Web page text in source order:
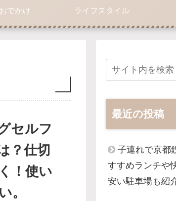
おでかけ ライフスタイル
セルフ
？仕切
！使い
。
最近の投稿
子連れで京都
すすめランチや
安い駐車場も紹